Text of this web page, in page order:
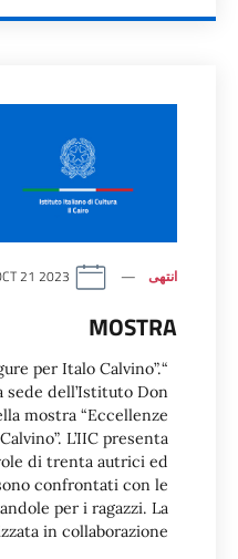
انتهى 21 2023
MOSTRA
per Italo Calvino”.
sede dell’Istituto Don
mostra “Eccellenze
L’IIC presenta
di trenta autrici ed
confrontati con le
per i ragazzi. La
in collaborazione […]